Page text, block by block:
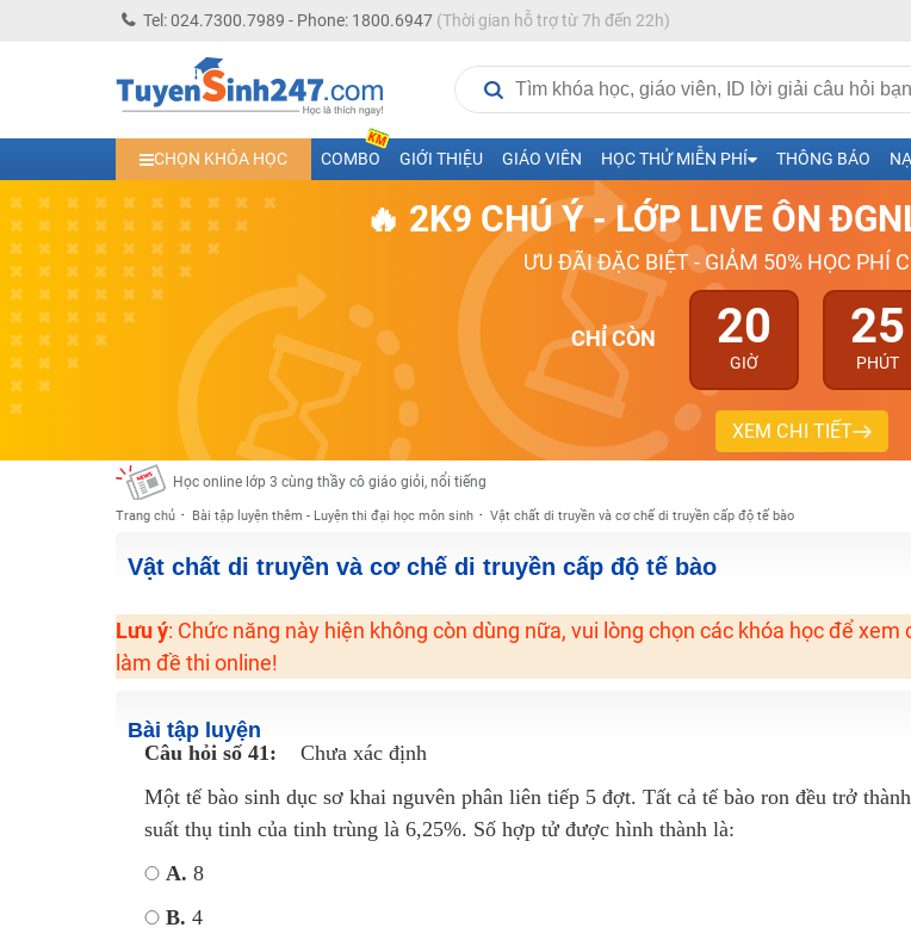
Tel: 024.7300.7989 - Phone: 1800.6947(Thời gian hỗ trợ từ 7h đến 22h)
CHỌN KHÓA HỌC COMBO GIỚI THIỆU GIÁO VIÊN HỌC THỬ MIỄN PHÍ THÔNG BÁO
🔥 2K9 CHÚ Ý - LỚP LIVE ÔN
ƯU ĐÃI ĐẶC BIỆT - GIẢM 50% HỌC PHÍ
CHỈ CÒN 20
GIỜ
25
PHÚT
XEM CHI TIẾT
Học trực tuyến lớp 10 các môn Toán - Lý - Hóa - Văn - Anh- Sinh-Sử-Địa cùng Thầy Cô giỏi, nổi tiếng
Học online trực tuyến cấp Tiểu học và THCS năm học 2026-2027
Học online lớp 5 cùng thầy cô giáo giỏi, nổi tiếng
Học online lớp 7 cùng thầy cô giáo giỏi
Học online lớp 6 cùng thầy cô giỏi, nổi tiếng
Học online lớp 8 cùng thầy cô giáo giỏi
2K13! Bứt Phá Lớp 5 Năm Học 2023 - 2024
Học online lớp 4 cùng thầy cô giáo giỏi, nổi tiếng
Học online lớp 3 cùng thầy cô giáo giỏi, nổi tiếng
Học online lớp 2 với thầy cô giáo giỏi, nổi tiếng
2K6! Lộ Trình Sun 2024 - Ba bước luyện thi TN THPT - ĐH ít nhất 25 điểm
Khuyến Mãi Khoá Học 1K Chỉ Từ 11-13/09/2024
Đồng giá khóa học 499K - 399K (13/11-15/11)
Khai giảng khóa Ngữ văn 7 - xây nền vững chắc cho tương lai!
Trang chủ Bài tập luyện thêm - Luyện thi đại học môn sinh Vật chất di truyền và cơ chế di truyền cấp độ tế bào
Vật chất di truyền và cơ chế di truyền cấp độ tế bào
Lưu ý: Chức năng này hiện không còn dùng nữa, vui lòng chọn các khóa học để xem
làm đề thi online!
Bài tập luyện
Câu hỏi số 41:
Chưa xác định
Một tế bào sinh dục sơ khai nguvên phân liên tiếp 5 đợt. Tất cả tế bào ron đều trở
suất thụ tinh của tinh trùng là 6,25%. Số hợp tử được hình thành là:
A. 8
B. 4